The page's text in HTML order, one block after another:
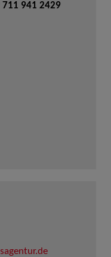
941 2429